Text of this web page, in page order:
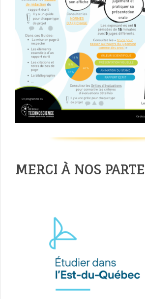
MERCI À NOS